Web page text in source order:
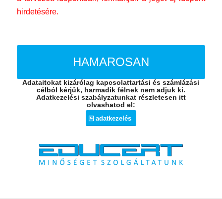
hirdetésére.
HAMAROSAN
Adataitokat kizárólag kapcsolattartási és számlázási
célból kérjük, harmadik félnek nem adjuk ki.
Adatkezelési szabályzatunkat részletesen itt
olvashatod el:
adatkezelés